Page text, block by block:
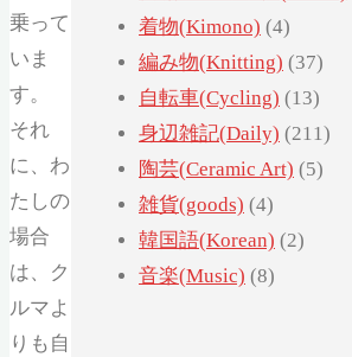
乗って
いま
す。
それ
に、わ
たしの
場合
は、ク
ルマよ
りも自
着物(Kimono) (4)
編み物(Knitting) (37)
自転車(Cycling) (13)
身辺雑記(Daily) (211)
陶芸(Ceramic Art) (5)
雑貨(goods) (4)
韓国語(Korean) (2)
音楽(Music) (8)